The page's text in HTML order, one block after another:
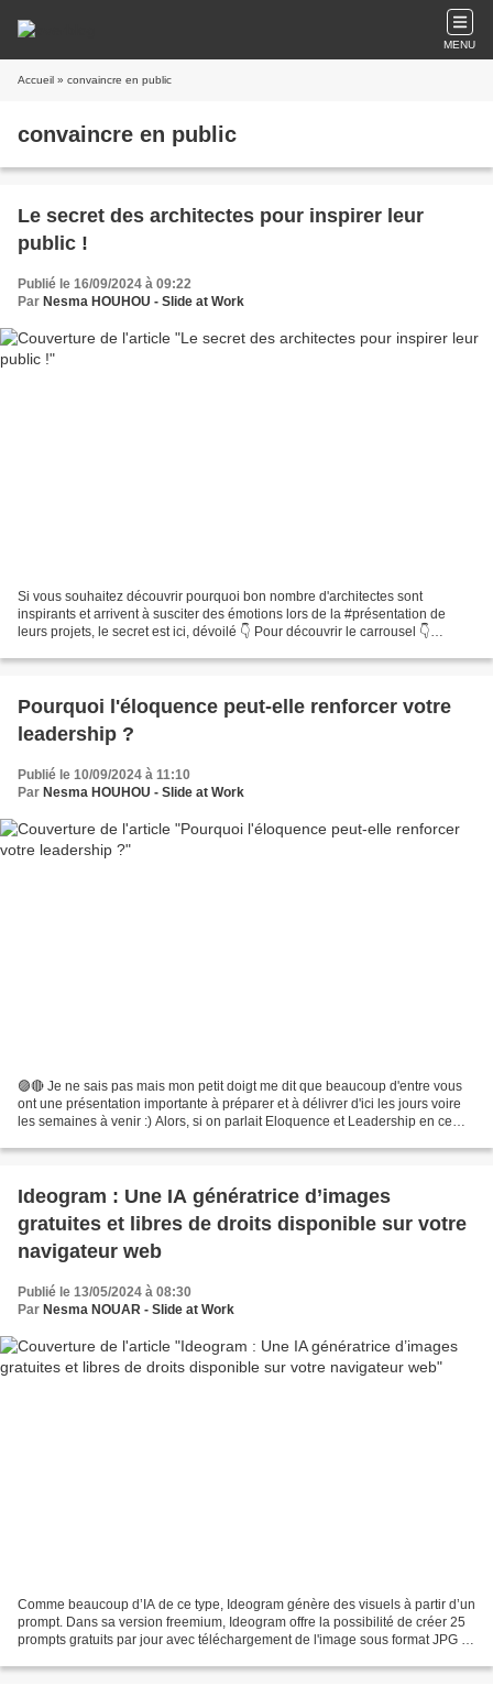
MENU
Accueil » convaincre en public
convaincre en public
Le secret des architectes pour inspirer leur
public !
Publié le 16/09/2024 à 09:22
Par Nesma HOUHOU - Slide at Work
Si vous souhaitez découvrir pourquoi bon nombre d'architectes sont
inspirants et arrivent à susciter des émotions lors de la #présentation de
leurs projets, le secret est ici, dévoilé 👇 Pour découvrir le carrousel 👇
mpXbua4mc4TQ/watch?
nk&utm_source=editor...
Pourquoi l'éloquence peut-elle renforcer votre
leadership ?
Publié le 10/09/2024 à 11:10
Par Nesma HOUHOU - Slide at Work
🟣🔴 Je ne sais pas mais mon petit doigt me dit que beaucoup d'entre vous
ont une présentation importante à préparer et à délivrer d'ici les jours voire
les semaines à venir :) Alors, si on parlait Eloquence et Leadership en ce
Ideogram : Une IA génératrice d’images
gratuites et libres de droits disponible sur votre
navigateur web
Publié le 13/05/2024 à 08:30
Par Nesma NOUAR - Slide at Work
Comme beaucoup d’IA de ce type, Ideogram génère des visuels à partir d’un
prompt. Dans sa version freemium, Ideogram offre la possibilité de créer 25
prompts gratuits par jour avec téléchargement de l'image sous format JPG et